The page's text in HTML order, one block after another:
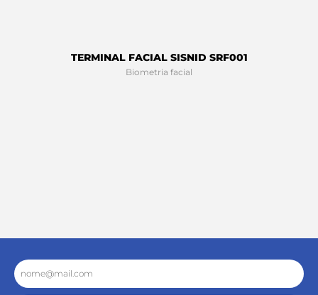
TERMINAL FACIAL SISNID SRF001
Biometria facial
Email